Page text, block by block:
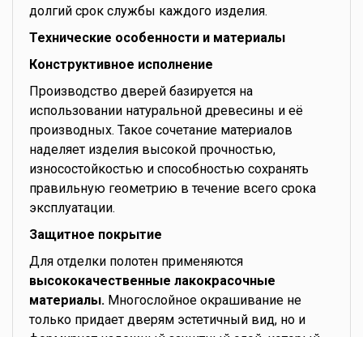
долгий срок службы каждого изделия.
Технические особенности и материалы
Конструктивное исполнение
Производство дверей базируется на
использовании натуральной древесины и её
производных. Такое сочетание материалов
наделяет изделия высокой прочностью,
износостойкостью и способностью сохранять
правильную геометрию в течение всего срока
эксплуатации.
Защитное покрытие
Для отделки полотен применяются
высококачественные лакокрасочные
материалы. Многослойное окрашивание не
только придает дверям эстетичный вид, но и